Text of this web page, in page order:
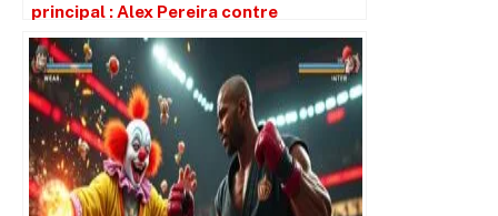
principal : Alex Pereira contre
Magomed Ankalaev